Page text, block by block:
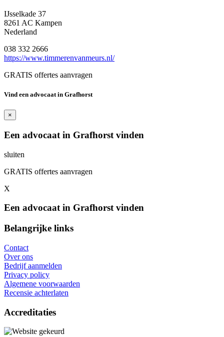
IJsselkade 37
8261 AC Kampen
Nederland
038 332 2666
https://www.timmerenvanmeurs.nl/
GRATIS offertes aanvragen
Vind een advocaat in Grafhorst
×
Een advocaat in Grafhorst vinden
sluiten
GRATIS offertes aanvragen
X
Een advocaat in Grafhorst vinden
Belangrijke links
Contact
Over ons
Bedrijf aanmelden
Privacy policy
Algemene voorwaarden
Recensie achterlaten
Accreditaties